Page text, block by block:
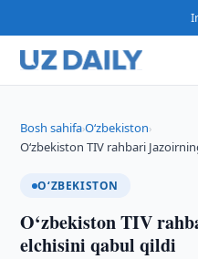
Bosh sahifa›O‘zbekiston›
O‘zbekiston TIV rahbari
O‘ZBEKISTON
O‘zbekiston TIV
elchisini qabul qildi